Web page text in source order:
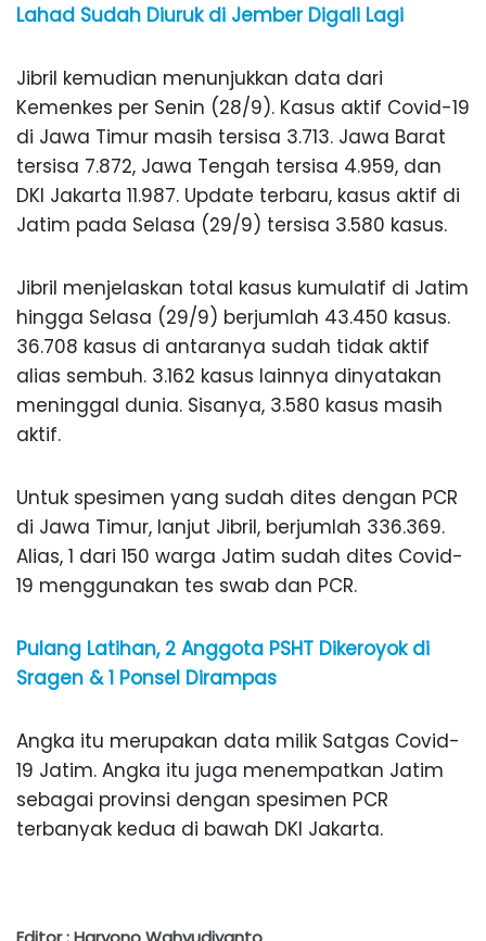
Lahad Sudah Diuruk di Jember Digali Lagi
Jibril kemudian menunjukkan data dari
Kemenkes per Senin (28/9). Kasus aktif Covid-19
di Jawa Timur masih tersisa 3.713. Jawa Barat
tersisa 7.872, Jawa Tengah tersisa 4.959, dan
DKI Jakarta 11.987. Update terbaru, kasus aktif di
Jatim pada Selasa (29/9) tersisa 3.580 kasus.
Jibril menjelaskan total kasus kumulatif di Jatim
hingga Selasa (29/9) berjumlah 43.450 kasus.
36.708 kasus di antaranya sudah tidak aktif
alias sembuh. 3.162 kasus lainnya dinyatakan
meninggal dunia. Sisanya, 3.580 kasus masih
aktif.
Untuk spesimen yang sudah dites dengan PCR
di Jawa Timur, lanjut Jibril, berjumlah 336.369.
Alias, 1 dari 150 warga Jatim sudah dites Covid-
19 menggunakan tes swab dan PCR.
Pulang Latihan, 2 Anggota PSHT Dikeroyok di
Sragen & 1 Ponsel Dirampas
Angka itu merupakan data milik Satgas Covid-
19 Jatim. Angka itu juga menempatkan Jatim
sebagai provinsi dengan spesimen PCR
terbanyak kedua di bawah DKI Jakarta.